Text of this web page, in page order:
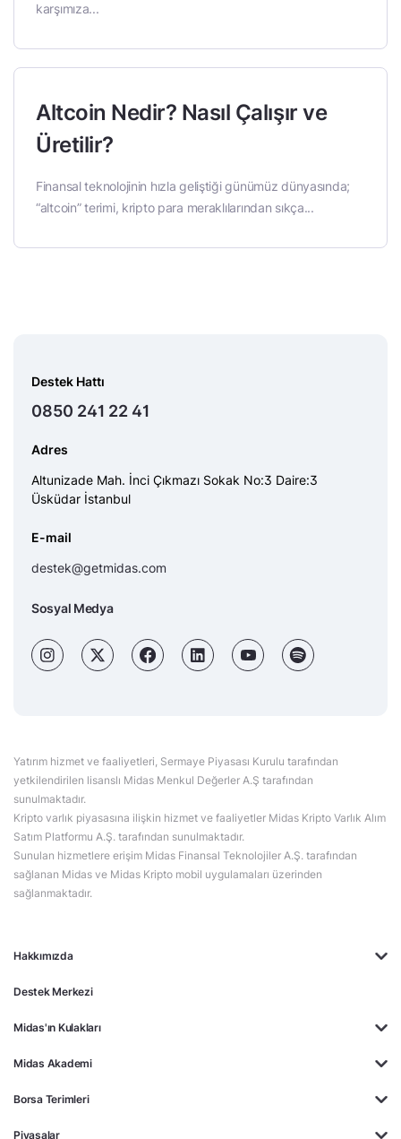
karşımıza...
Altcoin Nedir? Nasıl Çalışır ve
Üretilir?
Finansal teknolojinin hızla geliştiği günümüz dünyasında;
“altcoin” terimi, kripto para meraklılarından sıkça...
Hakkımızda
Destek Merkezi
Midas'ın Kulakları
Midas Akademi
Borsa Terimleri
Piyasalar
Destek Hattı
0850 241 22 41
Adres
Altunizade Mah. İnci Çıkmazı Sokak No:3 Daire:3
Üsküdar İstanbul
E-mail
destek@getmidas.com
Sosyal Medya
Yatırım hizmet ve faaliyetleri, Sermaye Piyasası Kurulu tarafından
yetkilendirilen lisanslı Midas Menkul Değerler A.Ş tarafından
sunulmaktadır.
Kripto varlık piyasasına ilişkin hizmet ve faaliyetler Midas Kripto Varlık Alım
Satım Platformu A.Ş. tarafından sunulmaktadır.
Sunulan hizmetlere erişim Midas Finansal Teknolojiler A.Ş. tarafından
sağlanan Midas ve Midas Kripto mobil uygulamaları üzerinden
sağlanmaktadır.